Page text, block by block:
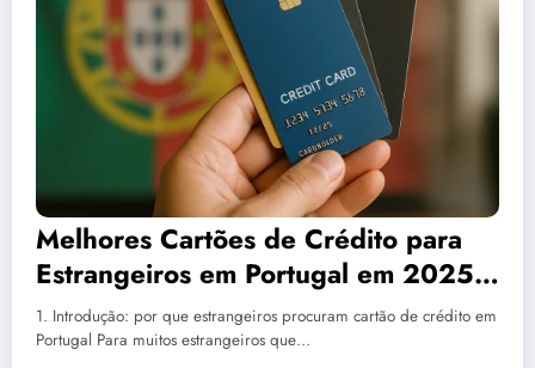
Melhores Cartões de Crédito para
Estrangeiros em Portugal em 2025:
Guia Completo com Vantagens,
Taxas e Como Ser Aprovado
1. Introdução: por que estrangeiros procuram cartão de crédito em
Portugal Para muitos estrangeiros que…